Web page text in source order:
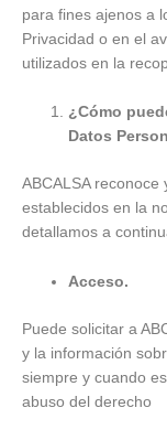
para fines ajenos a
Privacidad o en el
utilizados en la
¿Cómo
Datos
ABCALSA
establecidos en la
detallamos a
Acceso.
Puede solicitar a
y la información
siempre y cuando
abuso del derecho